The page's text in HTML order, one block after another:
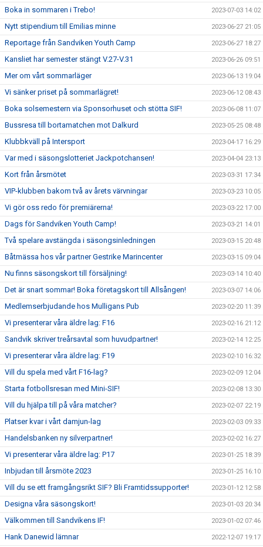
Boka in sommaren i Trebo! 2023-07-03 14:02
Nytt stipendium till Emilias minne 2023-06-27 21:05
Reportage från Sandviken Youth Camp 2023-06-27 18:27
Kansliet har semester stängt V.27-V.31 2023-06-26 09:51
Mer om vårt sommarläger 2023-06-13 19:04
Vi sänker priset på sommarlägret! 2023-06-12 08:43
Boka solsemestern via Sponsorhuset och stötta SIF! 2023-06-08 11:07
Bussresa till bortamatchen mot Dalkurd 2023-05-25 08:48
Klubbkväll på Intersport 2023-04-17 16:29
Var med i säsongslotteriet Jackpotchansen! 2023-04-04 23:13
Kort från årsmötet 2023-03-31 17:34
VIP-klubben bakom två av årets värvningar 2023-03-23 10:05
Vi gör oss redo för premiärerna! 2023-03-22 17:00
Dags för Sandviken Youth Camp! 2023-03-21 14:01
Två spelare avstängda i säsongsinledningen 2023-03-15 20:48
Båtmässa hos vår partner Gestrike Marincenter 2023-03-15 09:04
Nu finns säsongskort till försäljning! 2023-03-14 10:40
Det är snart sommar! Boka företagskort till Allsången! 2023-03-07 14:06
Medlemserbjudande hos Mulligans Pub 2023-02-20 11:39
Vi presenterar våra äldre lag: F16 2023-02-16 21:12
Sandvik skriver treårsavtal som huvudpartner! 2023-02-14 12:25
Vi presenterar våra äldre lag: F19 2023-02-10 16:32
Vill du spela med vårt F16-lag? 2023-02-09 12:04
Starta fotbollsresan med Mini-SIF! 2023-02-08 13:30
Vill du hjälpa till på våra matcher? 2023-02-07 22:19
Platser kvar i vårt damjun-lag 2023-02-03 09:33
Handelsbanken ny silverpartner! 2023-02-02 16:27
Vi presenterar våra äldre lag: P17 2023-01-25 18:39
Inbjudan till årsmöte 2023 2023-01-25 16:10
Vill du se ett framgångsrikt SIF? Bli Framtidssupporter! 2023-01-12 12:58
Designa våra säsongskort! 2023-01-03 20:34
Välkommen till Sandvikens IF! 2023-01-02 07:46
Hank Danewid lämnar 2022-12-07 19:17